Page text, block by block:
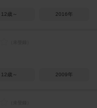
12歳～ 2016年
12歳～ 2009年